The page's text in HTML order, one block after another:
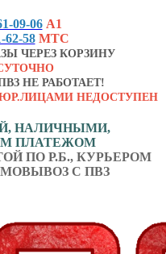
09-06 А1
62-58 МТС
ЧЕРЕЗ КОРЗИНУ
НЕ РАБОТАЕТ!
НЕДОСТУПЕН
НАЛИЧНЫМИ,
ПЛАТЕЖОМ
ПО Р.Б., КУРЬЕРОМ
С ПВЗ